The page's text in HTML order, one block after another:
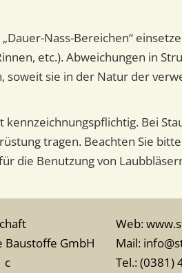
Nass-Bereichen“
etc.). Abweichungen in
soweit sie in der Natur der
kennzeichnungspflichtig. Bei
tragen. Beachten Sie
die Benutzung von
GmbH
c
Web:
Mail:
Tel.: (0381)